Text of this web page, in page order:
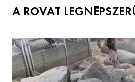
A ROVAT